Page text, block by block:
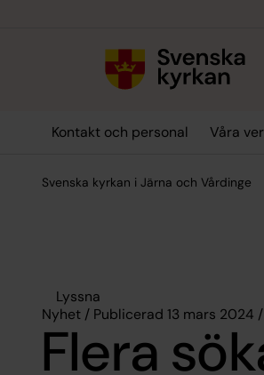
Kontakt och personal Våra
Svenska kyrkan i Järna och Vårdinge
Lyssna
Nyhet / Publicerad 13 mars 2024
Flera